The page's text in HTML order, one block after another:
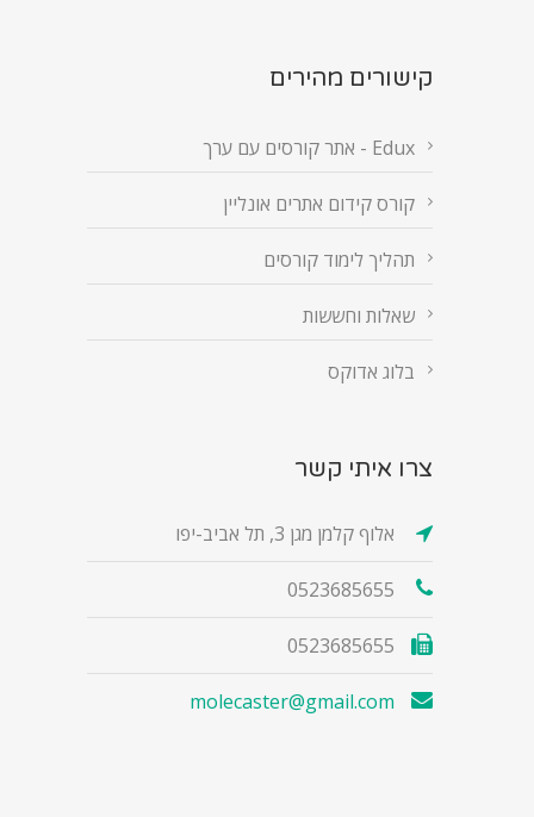
קישורים מהירים
Edux - אתר קורסים עם ערך
קורס קידום אתרים אונליין
תהליך לימוד קורסים
שאלות וחששות
בלוג אדוקס
צרו איתי קשר
אלוף קלמן מגן 3, תל אביב-יפו
0523685655
0523685655
molecaster@gmail.com